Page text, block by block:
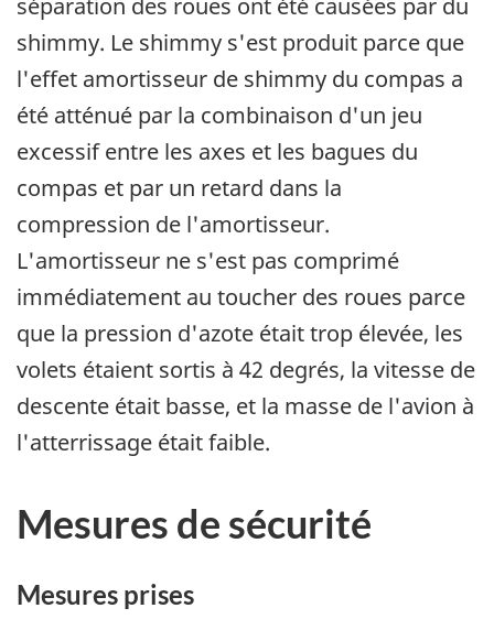
séparation des roues ont été causées par du
shimmy. Le shimmy s'est produit parce que
l'effet amortisseur de shimmy du compas a
été atténué par la combinaison d'un jeu
excessif entre les axes et les bagues du
compas et par un retard dans la
compression de l'amortisseur.
L'amortisseur ne s'est pas comprimé
immédiatement au toucher des roues parce
que la pression d'azote était trop élevée, les
volets étaient sortis à 42 degrés, la vitesse de
descente était basse, et la masse de l'avion à
l'atterrissage était faible.
Mesures de sécurité
Mesures prises